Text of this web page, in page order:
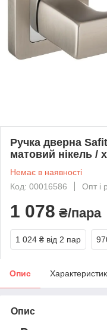
Ручка дверна
матовий нікель /
Немає в наявності
Код: 00016586
Опт і
1 078 ₴/пара
1 024 ₴ від 2 пар
Опис
Опис